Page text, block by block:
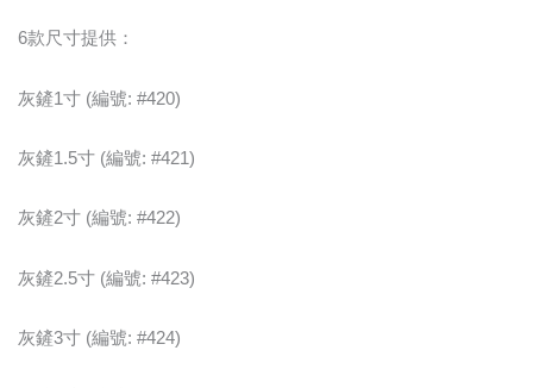
6款尺寸提供：
灰鏟1寸 (編號: #420)
灰鏟1.5寸 (編號: #421)
灰鏟2寸 (編號: #422)
灰鏟2.5寸 (編號: #423)
灰鏟3寸 (編號: #424)